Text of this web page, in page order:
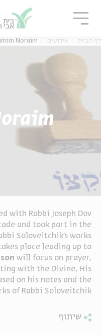
דף הבית אירועים Noraim
with Rabbi Joseph Dov
and took part in the
Soloveitchik's works.
place leading up to
will focus on prayer,
with the Divine, His
on his notes and the
of Rabbi Soloveitchik.
שיתוף
סגור